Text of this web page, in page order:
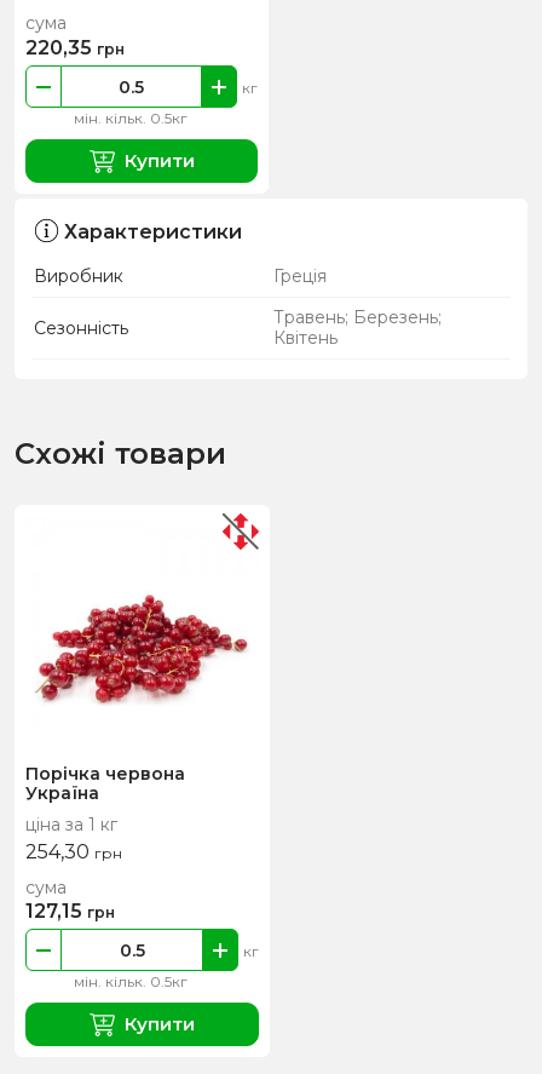
мін. кільк. 0.5кг
кг
сума
220,35 грн
Купити
Характеристики
Виробник Греція
Сезонність
Травень; Березень;
Квітень
Схожі товари
Порічка червона
Україна
ціна за 1 кг
254,30 грн
мін. кільк. 0.5кг
кг
сума
127,15 грн
Купити